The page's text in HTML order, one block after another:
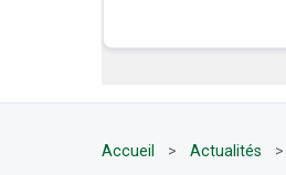
Accueil > Actualités >